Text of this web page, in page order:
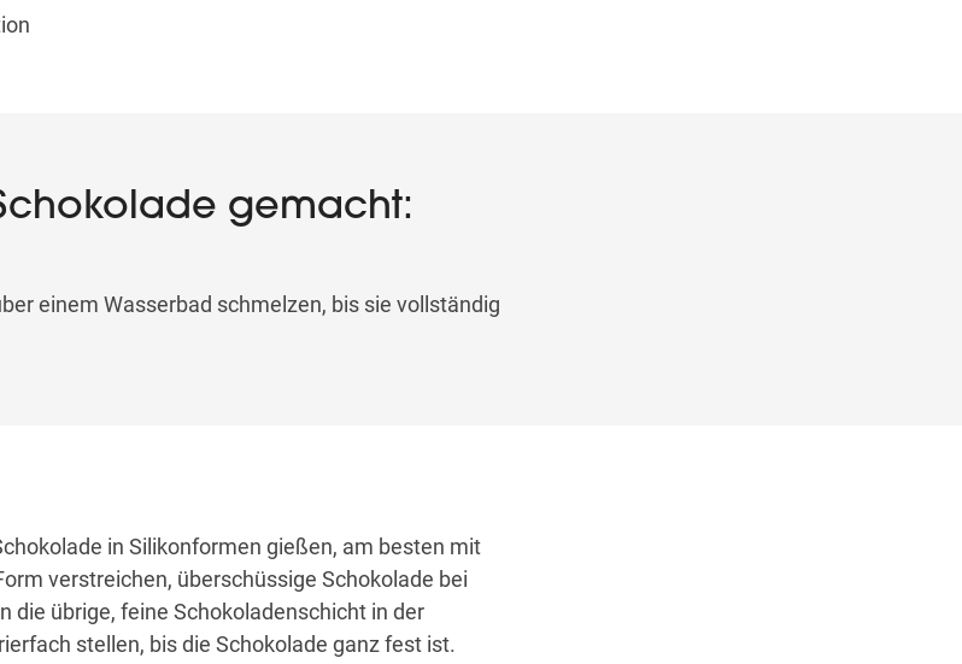
gemacht:
einem Wasserbad schmelzen, bis sie vollständig
in Silikonformen gießen, am besten mit
verstreichen, überschüssige Schokolade bei
die übrige, feine Schokoladenschicht in der
stellen, bis die Schokolade ganz fest ist.